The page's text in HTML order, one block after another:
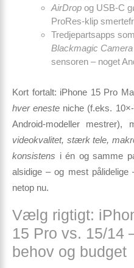
AirDrop og USB-C
ProRes-klip
Tredjeparts­apps som
Blackmagic Camera
sensoren – noget
Kort fortalt: iPhone 15 Pro
hver eneste niche (f.eks.
Android-modeller mestrer),
videokvalitet, stærk tele,
konsistens i én og samme
alsidige – og mest pålidelige
netop nu.
Vælg rigtigt:
15 Pro vs. 15/14
behov og budget